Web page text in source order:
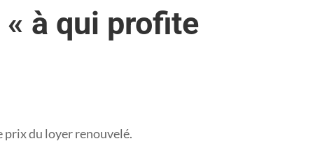
à qui profite
prix du loyer renouvelé.